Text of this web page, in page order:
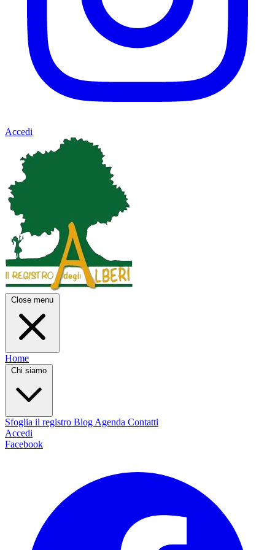
Accedi
Close menu
Home
Chi siamo
Sfoglia il registro Blog Agenda Contatti
Accedi
Facebook